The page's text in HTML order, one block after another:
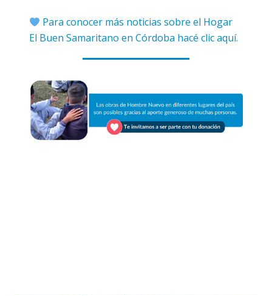
Para conocer más noticias sobre el Hogar
El Buen Samaritano en Córdoba hacé clic aquí.